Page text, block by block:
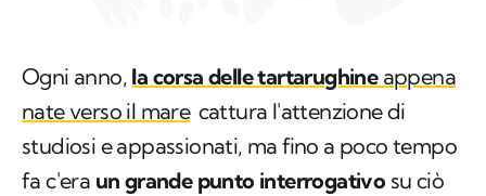
Ogni anno, la corsa delle tartarughineappena
nate verso il mare cattura l'attenzione di
studiosi e appassionati, ma fino a poco tempo
fa c'era un grande punto interrogativo su ciò